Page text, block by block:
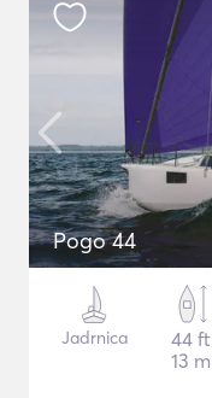
Pogo 44
Jadrnica
44 ft
13 m